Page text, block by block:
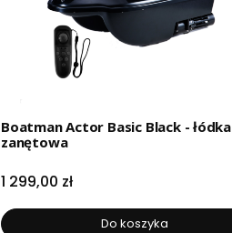
Boatman Actor Basic Black - łódka
zanętowa
Cena
1 299,00 zł
Do koszyka